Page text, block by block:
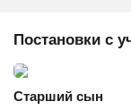
Постановки с
Старший сын